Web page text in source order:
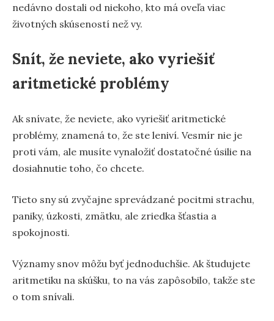
nedávno dostali od niekoho, kto má oveľa viac
životných skúseností než vy.
Snít, že neviete, ako vyriešiť
aritmetické problémy
Ak snívate, že neviete, ako vyriešiť aritmetické
problémy, znamená to, že ste leniví. Vesmír nie je
proti vám, ale musíte vynaložiť dostatočné úsilie na
dosiahnutie toho, čo chcete.
Tieto sny sú zvyčajne sprevádzané pocitmi strachu,
paniky, úzkosti, zmätku, ale zriedka šťastia a
spokojnosti.
Významy snov môžu byť jednoduchšie. Ak študujete
aritmetiku na skúšku, to na vás zapôsobilo, takže ste
o tom snívali.